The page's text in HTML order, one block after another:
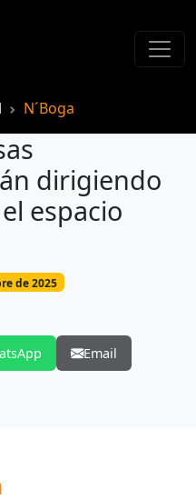
N´Boga
dirigiendo
espacio
de 2025
Email